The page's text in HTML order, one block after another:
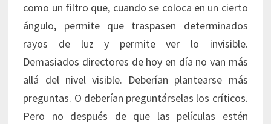
como un filtro que, cuando se coloca en un cierto
ángulo, permite que traspasen determinados
rayos de luz y permite ver lo invisible.
Demasiados directores de hoy en día no van más
allá del nivel visible. Deberían plantearse más
preguntas. O deberían preguntárselas los críticos.
Pero no después de que las películas estén